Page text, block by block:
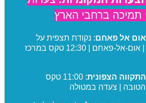
תמיכה ברחבי הארץ
אום אל פאחם: נקודת תצפית על
גדר ההפרדה | אום-אל-פאחם | 12:30 טקס במרכז
הצפונית
: 11:00 טקס
| צעדה במטולה